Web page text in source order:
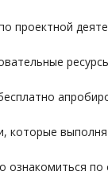
которые
по